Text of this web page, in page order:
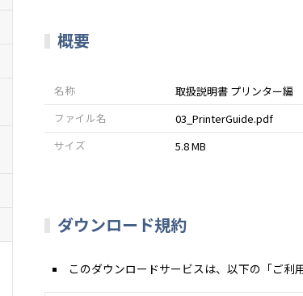
概要
名称
取扱説明書 プリンター編
ファイル名
03_PrinterGuide.pdf
サイズ
5.8 MB
ダウンロード規約
このダウンロードサービスは、以下の「ご利